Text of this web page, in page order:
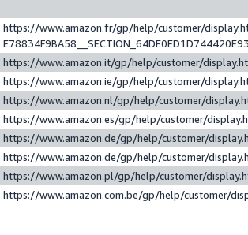
https://www.amazon.fr/gp/help/customer/
https://www.amazon.it/gp/help/customer/
https://www.amazon.ie/gp/help/customer/
https://www.amazon.nl/gp/help/customer/
https://www.amazon.es/gp/help/customer/
https://www.amazon.de/gp/help/customer/
https://www.amazon.de/gp/help/customer/
https://www.amazon.pl/gp/help/customer/
https://www.amazon.com.be/gp/help/customer/